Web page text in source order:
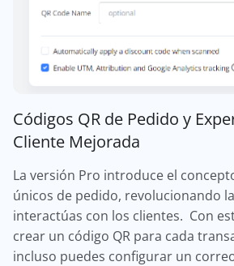
Códigos QR de Pedido y
Cliente Mejorada
La versión Pro introduce el
únicos de pedido, revolucionando
interactúas con los clientes. Con
crear un código QR para cada
incluso puedes configurar un